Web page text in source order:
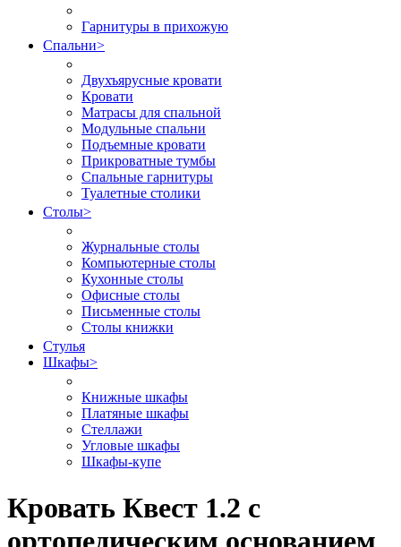
Гарнитуры в прихожую
Спальни>
Двухъярусные кровати
Кровати
Матрасы для спальной
Модульные спальни
Подъемные кровати
Прикроватные тумбы
Спальные гарнитуры
Туалетные столики
Столы>
Журнальные столы
Компьютерные столы
Кухонные столы
Офисные столы
Письменные столы
Столы книжки
Стулья
Шкафы>
Книжные шкафы
Платяные шкафы
Стеллажи
Угловые шкафы
Шкафы-купе
Кровать Квест 1.2 с